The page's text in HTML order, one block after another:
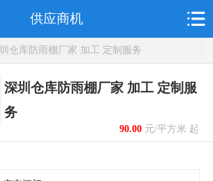
供应商机
仓库防雨棚厂家 加工 定制服务
深圳仓库防雨棚厂家 加工 定制服
务
90.00元/平方米 起